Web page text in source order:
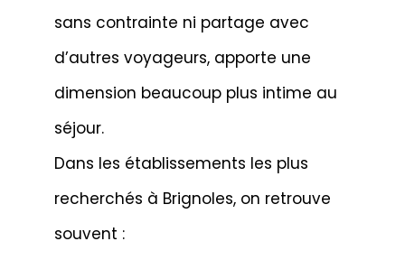
sans contrainte ni partage avec
d’autres voyageurs, apporte une
dimension beaucoup plus intime au
séjour.
Dans les établissements les plus
recherchés à Brignoles, on retrouve
souvent :